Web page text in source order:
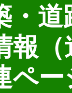
・
報
ペ